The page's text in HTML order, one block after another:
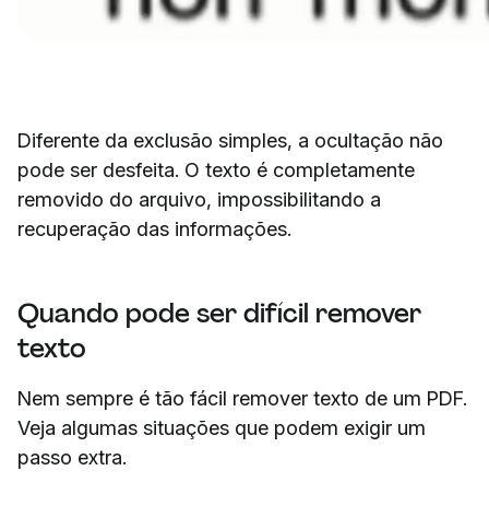
Diferente da exclusão simples, a ocultação não
pode ser desfeita. O texto é completamente
removido do arquivo, impossibilitando a
recuperação das informações.
Quando pode ser difícil remover
texto
Nem sempre é tão fácil remover texto de um PDF.
Veja algumas situações que podem exigir um
passo extra.